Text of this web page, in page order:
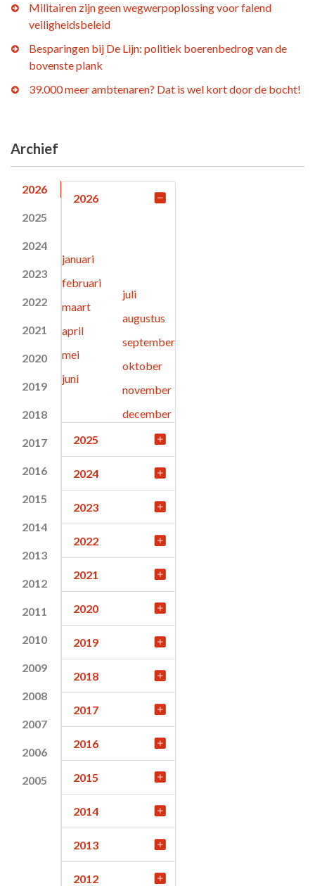
Militairen zijn geen wegwerpoplossing voor falend
veiligheidsbeleid
Besparingen bij De Lijn: politiek boerenbedrog van de
bovenste plank
39.000 meer ambtenaren? Dat is wel kort door de bocht!
Archief
2026
2025
2024
2023
2022
2021
2020
2019
2018
2017
2016
2015
2014
2013
2012
2011
2010
2009
2008
2007
2006
2005
2026
januari
februari
maart
april
mei
juni
juli
augustus
september
oktober
november
december
2025
2024
2023
2022
2021
2020
2019
2018
2017
2016
2015
2014
2013
2012